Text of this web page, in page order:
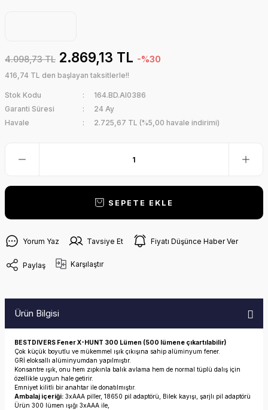
4.098,73 TL 2.869,13 TL -%30
416,74 TL den başlayan taksitlerle!!
Stok Kodu
164.BD.AI0386
Garanti Süresi
24 Ay
Havale
2.725,67 TL (%5,00 havale indirimi)
SEPETE EKLE
Yorum Yaz Tavsiye Et Fiyatı Düşünce Haber Ver
Paylaş Karşılaştır
Ürün Bilgisi
BESTDIVERS Fener X-HUNT 300 Lümen (500 lümene çıkartılabilir)
Çok küçük boyutlu ve mükemmel ışık çıkışına sahip alüminyum fener.
GRİ eloksallı alüminyumdan yapılmıştır.
Konsantre ışık, onu hem zıpkınla balık avlama hem de normal tüplü dalış için
özellikle uygun hale getirir.
Emniyet kilitli bir anahtar ile donatılmıştır.
Ambalaj içeriği: 3xAAA piller, 18650 pil adaptörü, Bilek kayışı, şarjlı pil adaptörü
Ürün 300 lümen ışığı 3xAAA ile,